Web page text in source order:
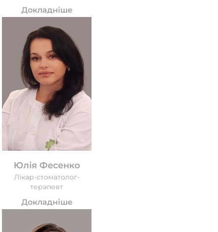
Докладніше
Юлія Фесенко
Лікар-стоматолог-
терапевт
Докладніше